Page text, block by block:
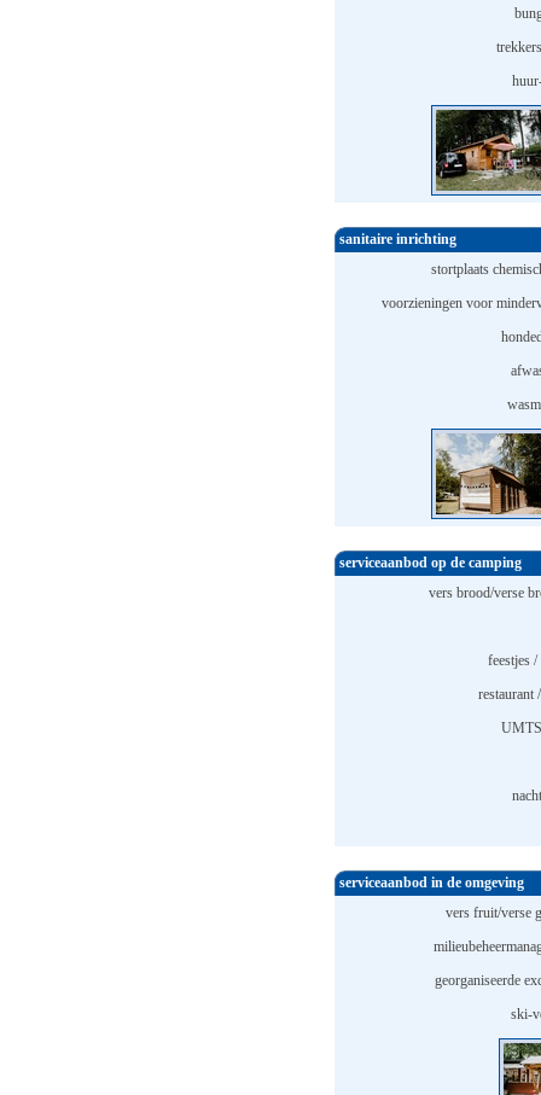
sanitaire inrichting
stortplaats
voorzieningen voor
serviceaanbod op de camping
vers brood/verse
feestjes
restaurant
serviceaanbod in de omgeving
vers fruit/verse
georganiseerde
ski-